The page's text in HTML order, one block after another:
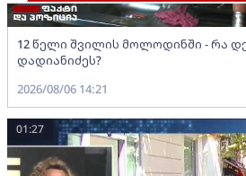
12 წელი შვილის მოლოდინში - რა
დადიანიძეს?
2026/08/06 14:21
01:27